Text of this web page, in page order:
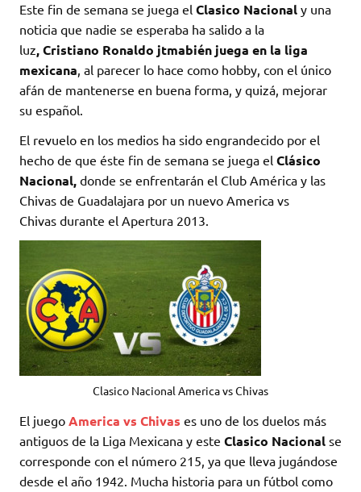
Este fin de semana se juega el Clasico Nacional y una
noticia que nadie se esperaba ha salido a la
luz,Cristiano Ronaldo jtmabién juega en la liga
mexicana, al parecer lo hace como hobby, con el único
afán de mantenerse en buena forma, y quizá, mejorar
su español.
El revuelo en los medios ha sido engrandecido por el
hecho de que éste fin de semana se juega el Clásico
Nacional, donde se enfrentarán el Club América y las
Chivas de Guadalajara por un nuevo America vs
Chivas durante el Apertura 2013.
Clasico Nacional America vs Chivas
El juego America vs Chivas es uno de los duelos más
antiguos de la Liga Mexicana y este Clasico Nacional se
corresponde con el número 215, ya que lleva jugándose
desde el año 1942. Mucha historia para un fútbol como